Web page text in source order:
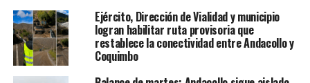
Ejército, Dirección de Vialidad y municipio
logran habilitar ruta provisoria que
restablece la conectividad entre Andacollo y
Coquimbo